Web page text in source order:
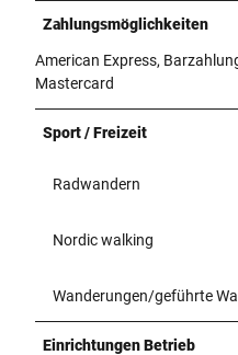
Zahlungsmöglichkeiten
American Express,
Mastercard
Sport / Freizeit
Radwandern
Nordic walking
Wanderungen/geführte
Einrichtungen Betrieb